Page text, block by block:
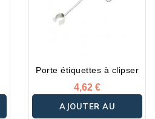
Porte étiquettes à clipser
4,62 €
AJOUTER AU